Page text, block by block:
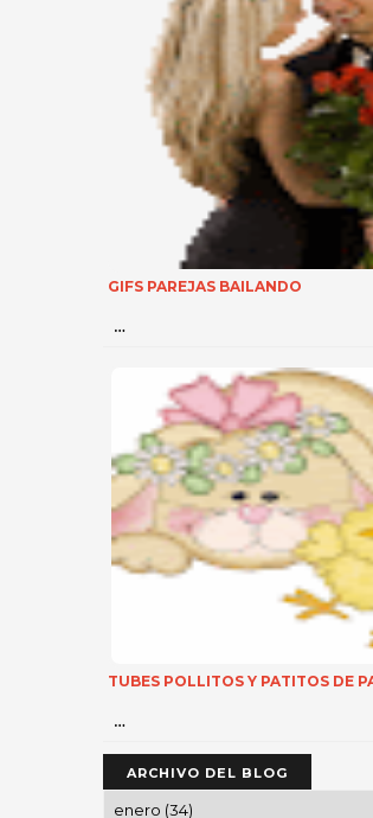
GIFS PAREJAS BAILANDO
…
TUBES POLLITOS Y PATITOS DE
…
ARCHIVO DEL BLOG